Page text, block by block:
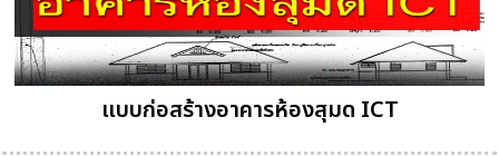
แบบก่อสร้างอาคารห้องสุมด ICT